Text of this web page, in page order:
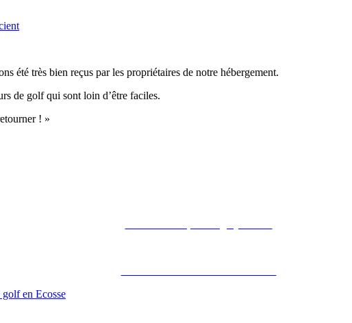
été très bien reçus par les propriétaires de notre hébergement.
de golf qui sont loin d’être faciles.
! »